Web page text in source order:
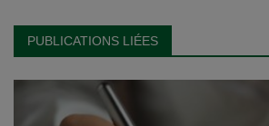
PUBLICATIONS LIÉES